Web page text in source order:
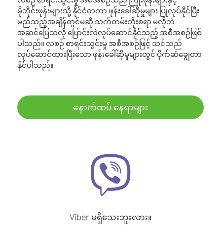
မိုဘိုင်းဖုန်းများသို့ နိုင်ငံတကာ ဖုန်းခေါ်ဆိုမှုများ ပြုလုပ်နိုင်ပြီး
မည်သည့်အချိန်တွင်မဆို သက်တမ်းတိုးစရာ မလိုဘဲ
အဆင်ပြေသလို ပြောင်းလဲလုပ်ဆောင်နိုင်သည့် အစီအစဉ်ဖြစ်
ပါသည်။ လစဉ် စာရင်းသွင်းမှု အစီအစဉ်ဖြင့် သင်သည်
လုပ်ဆောင်ထားပြီးသော ဖုန်းခေါ်ဆိုမှုများတွင် ပိုက်ဆံချွေတာ
နိုင်ပါသည်။
နောက်ထပ် နေရာများ
Viber မရှိသေးဘူးလား။